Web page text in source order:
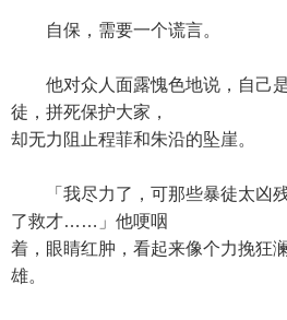
自保，需要一个谎言。
他对众人面露愧色地说，自己是
徒，拼死保护大家，
却无力阻止程菲和朱沿的坠崖。
「我尽力了，可那些暴徒太凶
了救才……」他哽咽
着，眼睛红肿，看起来像个力挽狂
雄。